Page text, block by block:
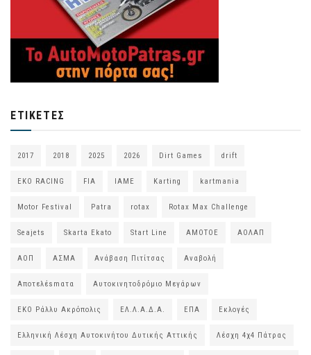
ΕΤΙΚΈΤΕΣ
2017 2018 2025 2026 Dirt Games drift
EKO RACING FIA IAME Karting kartmania
Motor Festival Patra rotax Rotax Max Challenge
Seajets Skarta Ekato Start Line ΑΜΟΤΟΕ ΑΟΛΑΠ
ΑΟΠ ΑΣΜΑ Ανάβαση Πιτίτσας Αναβολή
Αποτελέsmατα Αυτοκινητοδρόμιο Μεγάρων
ΕΚΟ Ράλλυ Ακρόπολις ΕΛ.Λ.Α.Δ.Α. ΕΠΑ Εκλογές
Ελληνική Λέσχη Αυτοκινήτου Δυτικής Αττικής Λέσχη 4χ4 Πάτρας